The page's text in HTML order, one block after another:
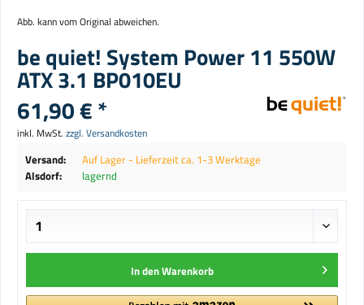
Abb. kann vom Original abweichen.
be quiet! System Power 11 550W
ATX 3.1 BP010EU
61,90 € *
inkl. MwSt. zzgl. Versandkosten
Versand:
Auf Lager - Lieferzeit ca. 1-3 Werktage
Alsdorf:
lagernd
In denWarenkorb